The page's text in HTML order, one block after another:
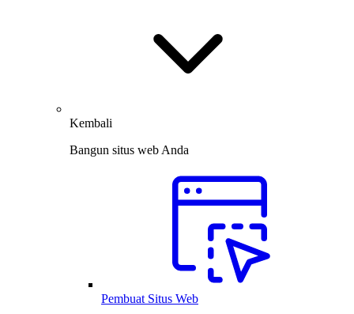
Kembali
Bangun situs web Anda
Pembuat Situs Web